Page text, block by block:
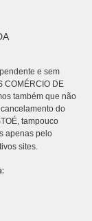
e sem
COMÉRCIO DE
também que não
do
tampouco
apenas pelo
sites.